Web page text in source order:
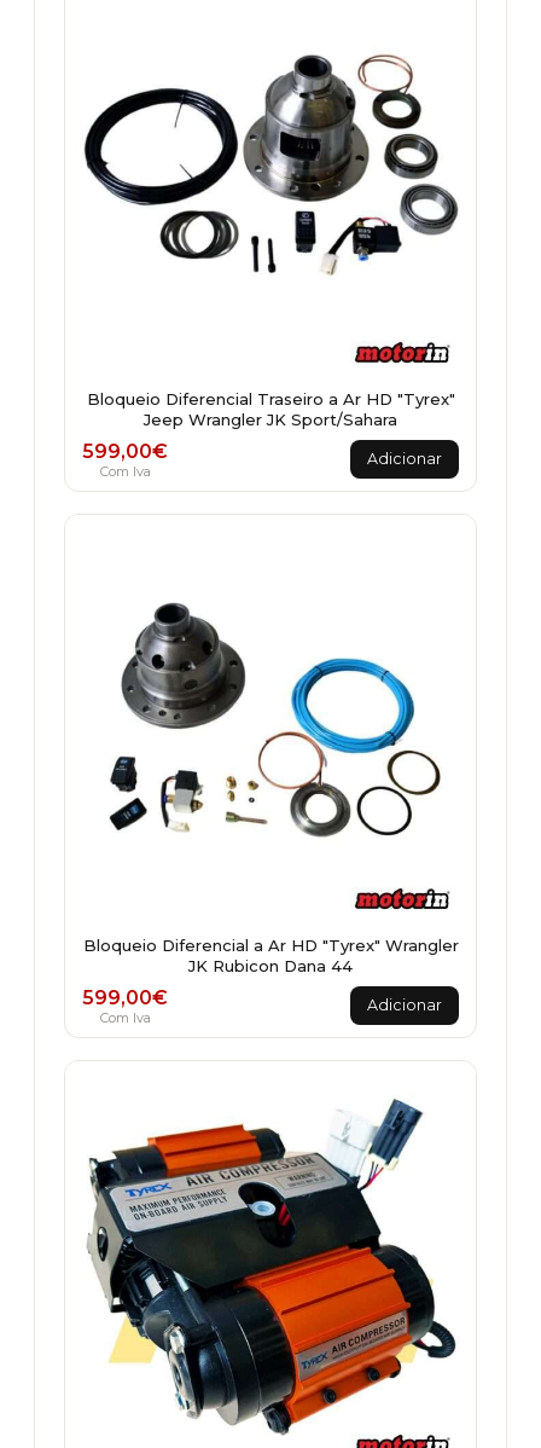
Bloqueio Diferencial Traseiro a Ar HD "Tyrex"
Jeep Wrangler JK Sport/Sahara
599,00€
Com Iva
Adicionar
Bloqueio Diferencial a Ar HD "Tyrex" Wrangler
JK Rubicon Dana 44
599,00€
Com Iva
Adicionar